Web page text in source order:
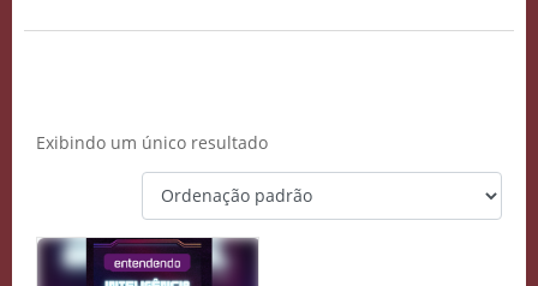
Exibindo um único resultado